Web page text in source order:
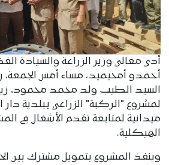
أدى معالي وزير الزراعة والسيادة
أحمدو أمحيميد، مساء أمس الجمعة،
السيد الطيب ولد محمد محمود،
لمشروع "الركبة" الزراعي ببلدية دار
ميدانية لمتابعة تقدم الأشغال في
الهيكلية.
وينفذ المشروع بتمويل مشترك بين